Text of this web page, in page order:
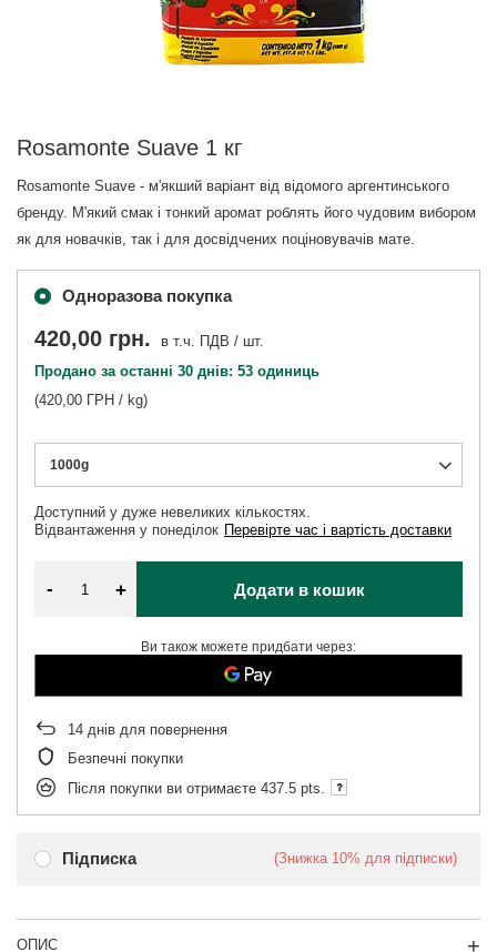
Rosamonte Suave 1 кг
Rosamonte Suave - м'якший варіант від відомого аргентинського
бренду. М'який смак і тонкий аромат роблять його чудовим вибором
як для новачків, так і для досвідчених поціновувачів мате.
Одноразова покупка
Підписка (Знижка 10% для підписки)
1000g
Доступний у дуже невеликих кількостях
Відвантаження у понеділок Перевірте час і вартість доставки
420,00 грн. в т.ч. ПДВ / шт.
Продано за останні 30 днів: 53 одиниць
(420,00 ГРН / kg)
- + Додати в кошик
Ви також можете придбати через:
14 днів для повернення
Безпечні покупки
Після покупки ви отримаєте 437.5 pts.
ОПИС